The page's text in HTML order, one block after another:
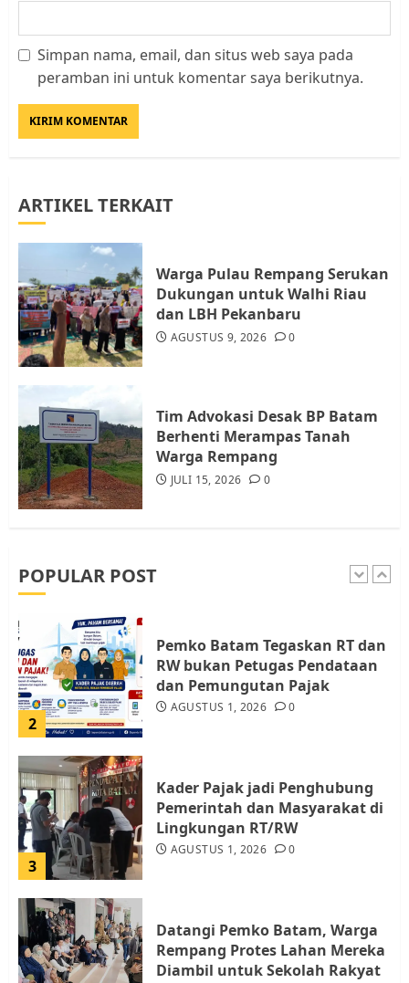
Simpan nama, email, dan situs web saya pada
peramban ini untuk komentar saya berikutnya.
ARTIKEL TERKAIT
Warga Pulau Rempang Serukan
Dukungan untuk Walhi Riau
dan LBH Pekanbaru
AGUSTUS 9, 2026 0
Tim Advokasi Desak BP Batam
Berhenti Merampas Tanah
Warga Rempang
JULI 15, 2026 0
POPULAR POST
Kader Pajak jadi Penghubung
4
Datangi Pemko Batam, Warga
JULI 21, 2026 0
5
Resahkan Warga
JULI 17, 2026 0
1
2
Pemko Batam Tegaskan RT dan
RW bukan Petugas Pendataan
dan Pemungutan Pajak
AGUSTUS 1, 2026 0
3
Kader Pajak jadi Penghubung
Pemerintah dan Masyarakat di
Lingkungan RT/RW
AGUSTUS 1, 2026 0
Datangi Pemko Batam, Warga
Rempang Protes Lahan Mereka
Diambil untuk Sekolah Rakyat